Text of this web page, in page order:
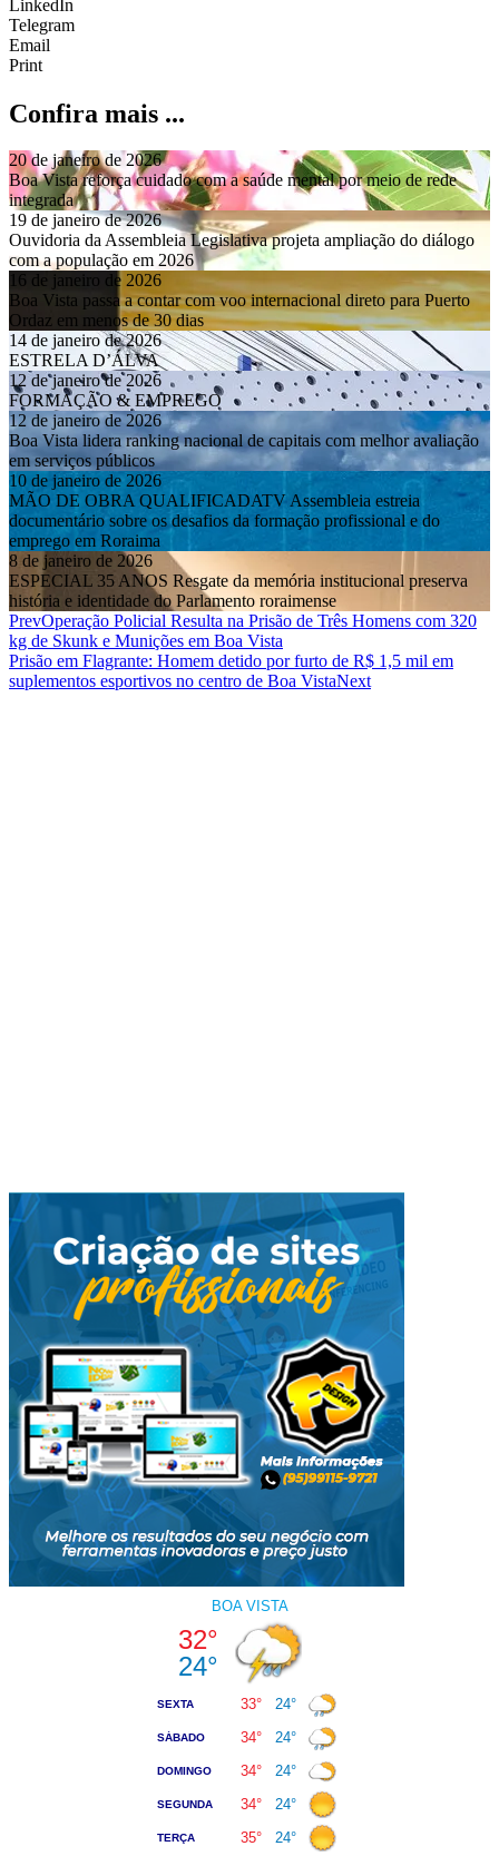
LinkedIn
Telegram
Email
Print
Confira mais ...
20 de janeiro de 2026
Boa Vista reforça cuidado com a saúde mental por meio de rede
integrada
19 de janeiro de 2026
Ouvidoria da Assembleia Legislativa projeta ampliação do diálogo
com a população em 2026
16 de janeiro de 2026
Boa Vista passa a contar com voo internacional direto para Puerto
Ordaz em menos de 30 dias
14 de janeiro de 2026
ESTRELA D’ÁLVA
12 de janeiro de 2026
FORMAÇÃO & EMPREGO
12 de janeiro de 2026
Boa Vista lidera ranking nacional de capitais com melhor avaliação
em serviços públicos
10 de janeiro de 2026
MÃO DE OBRA QUALIFICADATV Assembleia estreia
documentário sobre os desafios da formação profissional e do
emprego em Roraima
8 de janeiro de 2026
ESPECIAL 35 ANOS Resgate da memória institucional preserva
história e identidade do Parlamento roraimense
PrevOperação Policial Resulta na Prisão de Três Homens com 320
kg de Skunk e Munições em Boa Vista
Prisão em Flagrante: Homem detido por furto de R$ 1,5 mil em
suplementos esportivos no centro de Boa VistaNext